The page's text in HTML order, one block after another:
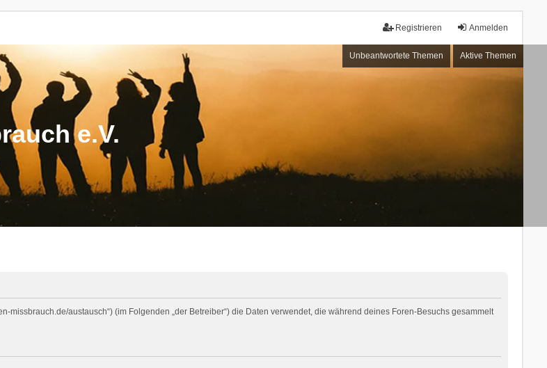
Anmelden
Registrieren
Unbeantwortete Themen Aktive Themen
e.V.
missbrauch.de/austausch“) (im Folgenden „der Betreiber“) die Daten verwendet, die während deines Foren-Besuchs gesammelt